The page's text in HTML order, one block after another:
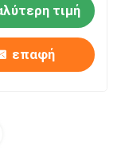
τιμή
επαφή